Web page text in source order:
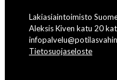
Lakiasiaintoimisto
Aleksis Kiven katu 20
Tietosuojaseloste